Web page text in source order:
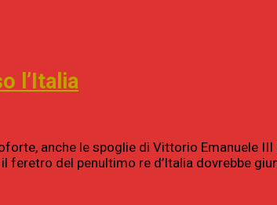
l’Italia
anche le spoglie di Vittorio Emanuele
feretro del penultimo re d’Italia dovrebbe